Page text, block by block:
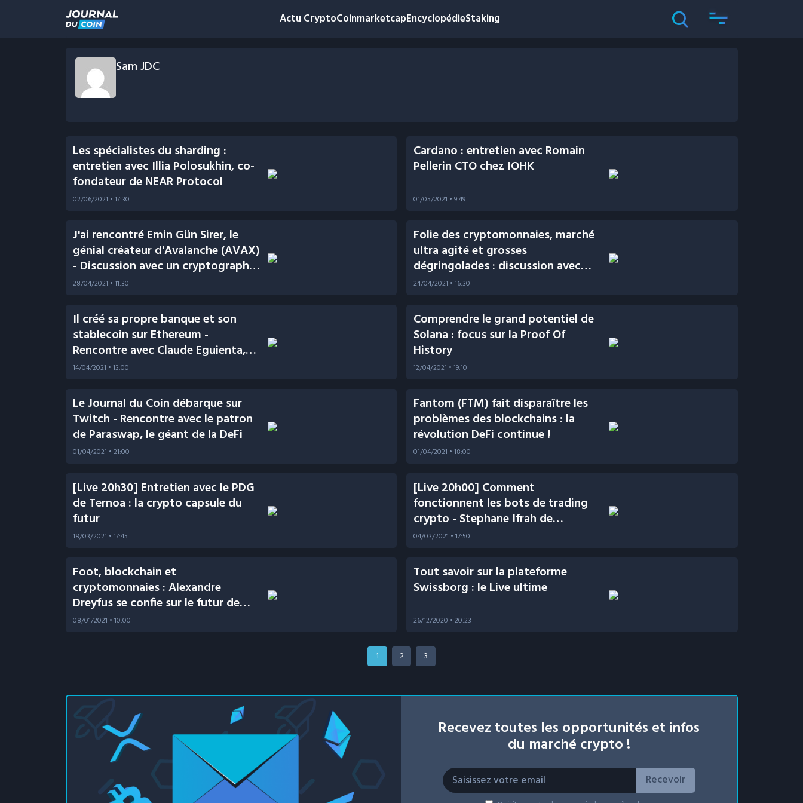
Actu CryptoCoinmarketcapEncyclopédieStaking
Sam JDC
Les spécialistes du sharding :
entretien avec Illia Polosukhin, co-
fondateur de NEAR Protocol
02/06/2021 • 17:30
Cardano : entretien avec Romain
Pellerin CTO chez IOHK
01/05/2021 • 9:49
J'ai rencontré Emin Gün Sirer, le
génial créateur d'Avalanche (AVAX)
- Discussion avec un cryptographe
de légende
28/04/2021 • 11:30
Folie des cryptomonnaies, marché
ultra agité et grosses
dégringolades : discussion avec
Anthony Ribeiro
24/04/2021 • 16:30
Il créé sa propre banque et son
stablecoin sur Ethereum -
Rencontre avec Claude Eguienta,
fondateur de Mimo
14/04/2021 • 13:00
Comprendre le grand potentiel de
Solana : focus sur la Proof Of
History
12/04/2021 • 19:10
Le Journal du Coin débarque sur
Twitch - Rencontre avec le patron
de Paraswap, le géant de la DeFi
01/04/2021 • 21:00
Fantom (FTM) fait disparaître les
problèmes des blockchains : la
révolution DeFi continue !
01/04/2021 • 18:00
[Live 20h30] Entretien avec le PDG
de Ternoa : la crypto capsule du
futur
18/03/2021 • 17:45
[Live 20h00] Comment
fonctionnent les bots de trading
crypto - Stephane Ifrah de
Napbots - Cryptovision #6
04/03/2021 • 17:50
Foot, blockchain et
cryptomonnaies : Alexandre
Dreyfus se confie sur le futur de
Socios et de sa crypto Chiliz (CHZ)
08/01/2021 • 10:00
Tout savoir sur la plateforme
Swissborg : le Live ultime
26/12/2020 • 20:23
1 2 3
Recevez toutes les opportunités et infos
du marché crypto !
Recevoir